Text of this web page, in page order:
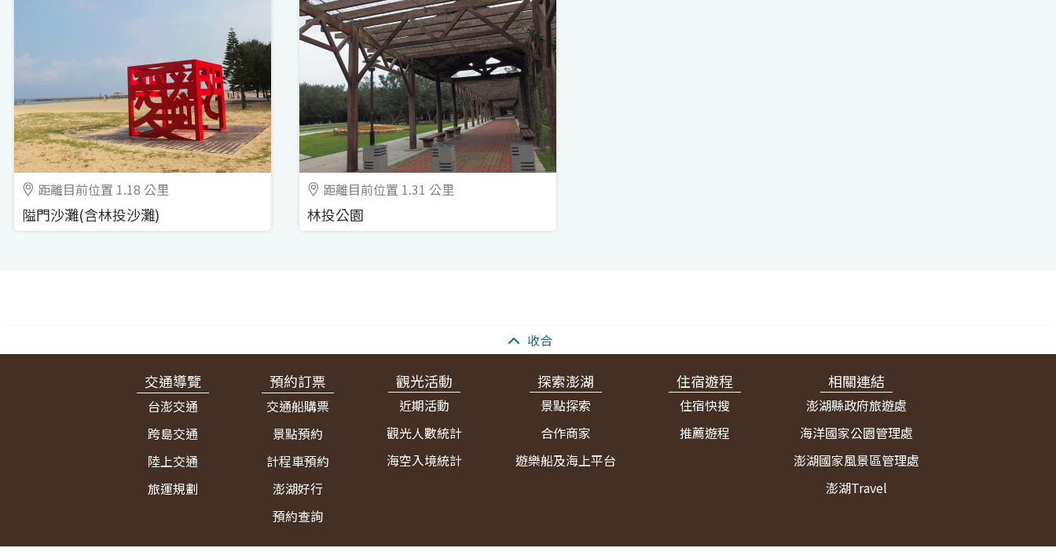
距離目前位置 1.18 公里
隘門沙灘(含林投沙灘)
距離目前位置 1.31 公里
林投公園
收合
交通導覽
台澎交通
跨島交通
陸上交通
旅運規劃
預約訂票
交通船購票
景點預約
計程車預約
澎湖好行
預約查詢
觀光活動
近期活動
觀光人數統計
海空入境統計
探索澎湖
景點探索
合作商家
遊樂船及海上平台
住宿遊程
住宿快搜
推薦遊程
相關連結
澎湖縣政府旅遊處
海洋國家公園管理處
澎湖國家風景區管理處
澎湖Travel